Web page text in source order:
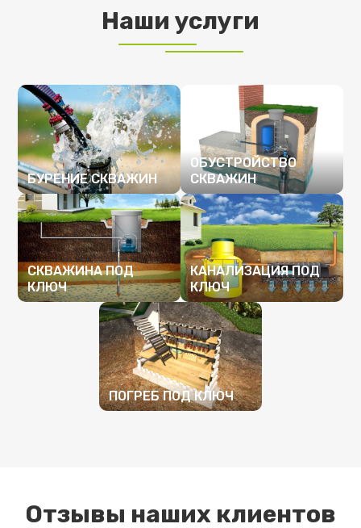
Наши услуги
БУРЕНИЕ СКВАЖИН
ПОДРОБНЕЕ
ОБУСТРОЙСТВО
СКВАЖИН
ПОДРОБНЕЕ
СКВАЖИНА ПОД
КЛЮЧ
ПОДРОБНЕЕ
КАНАЛИЗАЦИЯ ПОД
КЛЮЧ
ПОДРОБНЕЕ
ПОГРЕБ ПОД КЛЮЧ
Отзывы наших клиентов